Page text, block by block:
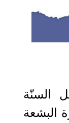
السنّة
البشعة